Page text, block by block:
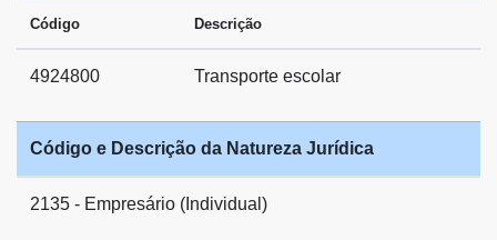
Código Descrição
4924800 Transporte escolar
Código e Descrição da Natureza Jurídica
2135 - Empresário (Individual)